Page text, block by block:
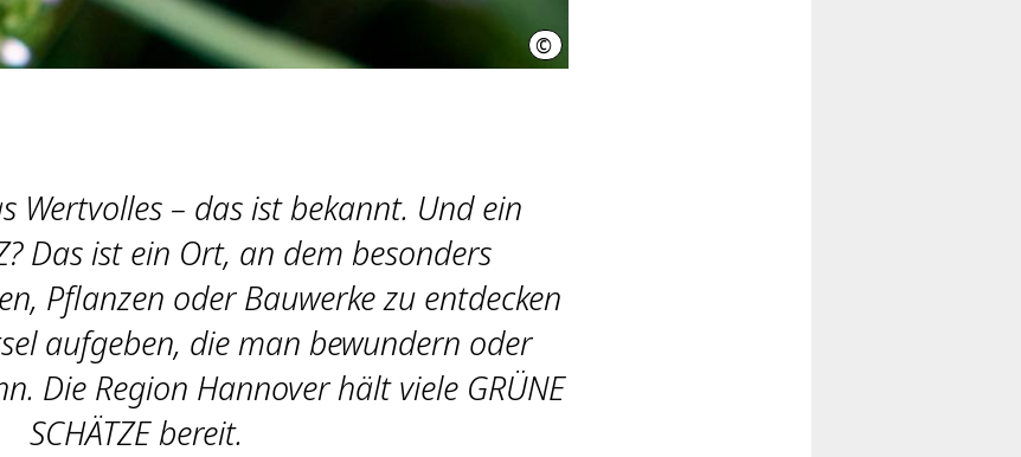
© Region Hannover, Kirsch
Wertvolles – das ist bekannt. Und ein
Das ist ein Ort, an dem besonders
Pflanzen oder Bauwerke zu entdecken
aufgeben, die man bewundern oder
Die Region Hannover hält viele GRÜNE
SCHÄTZE bereit.